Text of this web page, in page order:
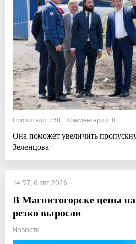
Прочитали: 730 Комментарии: 0
Она поможет увеличить
Зеленцова
14:57, 6 авг 2026
В Магнитогорске цены
резко выросли
Новости